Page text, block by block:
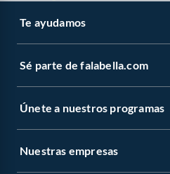
Te ayudamos
Sé parte de falabella.com
Únete a nuestros programas
Nuestras empresas